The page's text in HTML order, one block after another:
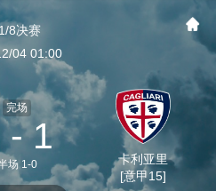
8决赛
04 01:00
完场
- 1
场 1-0
卡利亚里
[意甲15]